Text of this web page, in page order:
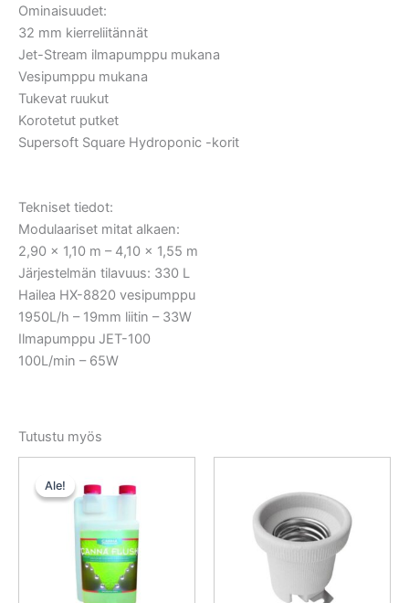
Ominaisuudet:
32 mm kierreliitännät
Jet-Stream ilmapumppu mukana
Vesipumppu mukana
Tukevat ruukut
Korotetut putket
Supersoft Square Hydroponic -korit
Tekniset tiedot:
Modulaariset mitat alkaen:
2,90 x 1,10 m – 4,10 x 1,55 m
Järjestelmän tilavuus: 330 L
Hailea HX-8820 vesipumppu
1950L/h – 19mm liitin – 33W
Ilmapumppu JET-100
100L/min – 65W
Tutustu myös
Ale!
Ale!
oli:
15,50 €.
on: